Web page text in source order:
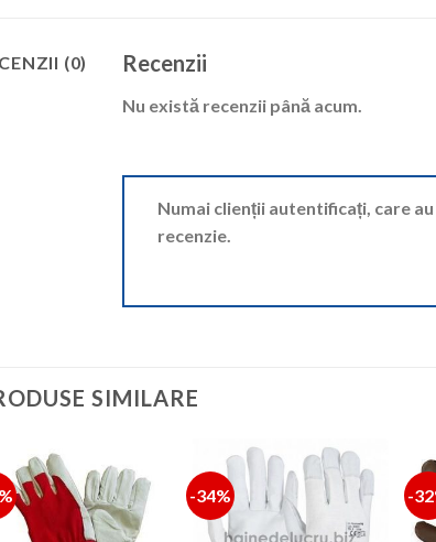
(0) Recenzii
Nu există recenzii până acum.
Numai clienții autentificați, care
recenzie.
SIMILARE
-34% -